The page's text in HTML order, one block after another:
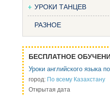
УРОКИ ТАНЦЕВ
РАЗНОЕ
БЕСПЛАТНОЕ
Уроки английского языка
город: По всему Казахстану
Открытая дата